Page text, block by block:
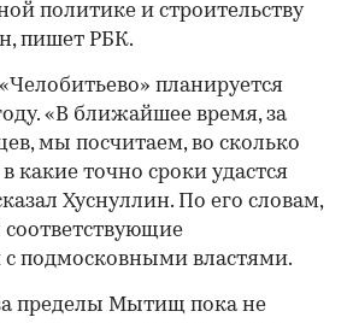
политике и строительству
пишет РБК.
планируется
«В ближайшее время, за
мы посчитаем, во сколько
какие точно сроки удастся
Хуснуллин. По его словам,
с подмосковными властями.
пределы Мытищ пока не